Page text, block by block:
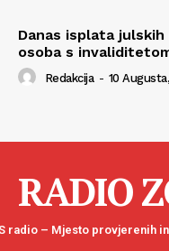
Danas isplata
osoba s
Redakcija - 10
RADIO
radio – Mjesto provjerenih